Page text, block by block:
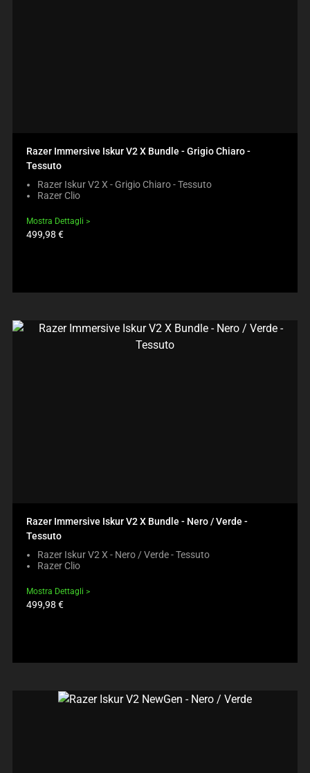
Razer Immersive Iskur V2 X Bundle - Grigio Chiaro -
Tessuto
Razer Iskur V2 X - Grigio Chiaro - Tessuto
Razer Clio
Mostra Dettagli
Prezzo
prodotto:
499,98 €
Razer Immersive Iskur V2 X Bundle - Nero / Verde -
Tessuto
Razer Iskur V2 X - Nero / Verde - Tessuto
Razer Clio
Mostra Dettagli
Prezzo
prodotto:
499,98 €